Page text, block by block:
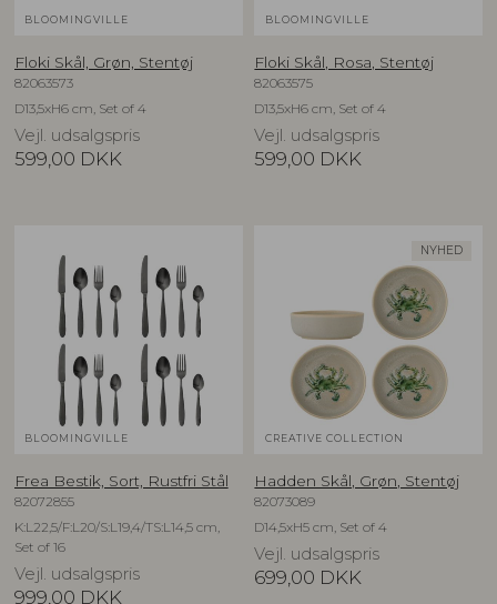
BLOOMINGVILLE
Floki Skål, Grøn, Stentøj
82063573
D13,5xH6 cm, Set of 4
Vejl. udsalgspris
599,00 DKK
BLOOMINGVILLE
Floki Skål, Rosa, Stentøj
82063575
D13,5xH6 cm, Set of 4
Vejl. udsalgspris
599,00 DKK
BLOOMINGVILLE
Frea Bestik, Sort, Rustfri Stål
82072855
K:L22,5/F:L20/S:L19,4/TS:L14,5 cm,
Set of 16
Vejl. udsalgspris
999,00 DKK
NYHED
CREATIVE COLLECTION
Hadden Skål, Grøn, Stentøj
82073089
D14,5xH5 cm, Set of 4
Vejl. udsalgspris
699,00 DKK